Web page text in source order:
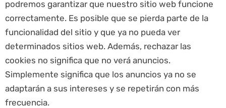
podremos garantizar que nuestro sitio web funcione
correctamente. Es posible que se pierda parte de la
funcionalidad del sitio y que ya no pueda ver
determinados sitios web. Además, rechazar las
cookies no significa que no verá anuncios.
Simplemente significa que los anuncios ya no se
adaptarán a sus intereses y se repetirán con más
frecuencia.